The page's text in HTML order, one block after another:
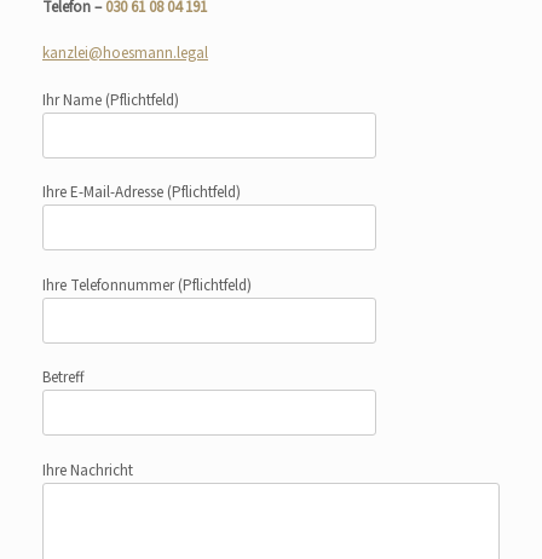
Telefon –030 61 08 04 191
kanzlei@hoesmann.legal
Ihr Name (Pflichtfeld)
Ihre E-Mail-Adresse (Pflichtfeld)
Ihre Telefonnummer(Pflichtfeld)
Betreff
Ihre Nachricht